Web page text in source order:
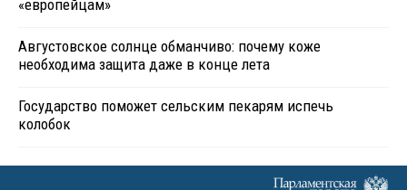
«европейцам»
Августовское солнце обманчиво: почему коже
необходима защита даже в конце лета
Государство поможет сельским пекарям испечь
колобок